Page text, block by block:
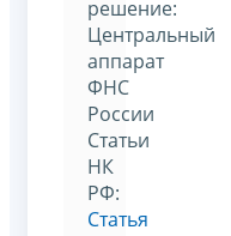
решение:
Центральный
аппарат
ФНС
России
Статьи
НК
РФ:
Статья